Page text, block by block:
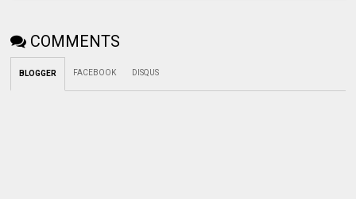
COMMENTS
BLOGGER FACEBOOK DISQUS